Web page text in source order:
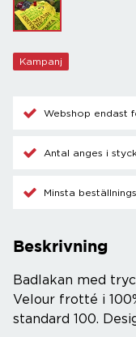
Kampanj
Webshop endast
Antal anges i
Minsta
Beskrivning
Badlakan med
Velour frotté i
standard 100.